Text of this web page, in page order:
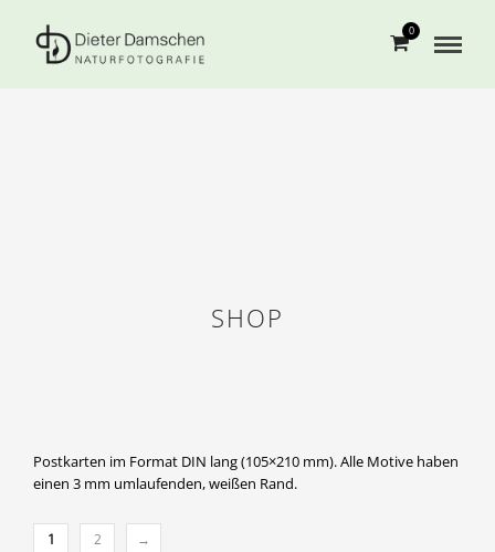
0
SHOP
Postkarten im Format DIN lang (105×210 mm). Alle Motive haben
einen 3 mm umlaufenden, weißen Rand.
1 2 →